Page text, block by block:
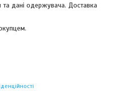
дані одержувача. Доставка